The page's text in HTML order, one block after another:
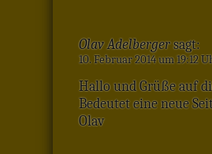
Olav Adelbergersagt:
10. Februar 2014 um 19:12
Hallo und Grüße auf
Bedeutet eine neue
Olav